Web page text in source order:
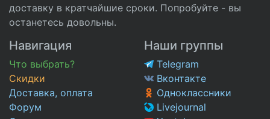
доставку в кратчайшие сроки. Попробуйте - вы
останетесь довольны.
Навигация
Что выбрать?
Скидки
Доставка, оплата
Форум
Наши группы
Telegram
Вконтакте
Одноклассники
Livejournal